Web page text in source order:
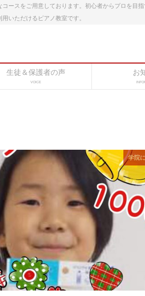
ースをご用意しております。初心者からプロを目
いただけるピアノ教室です。
生徒＆保護者の声
VOICE
お
学院